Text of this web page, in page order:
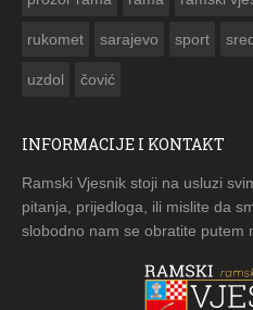
rukomet sarajevo sport
uzdol čović
INFORMACIJE I KONTAKT
Ramski Vjesnik stoji na usluzi
pitanja, prijedloga, ili mislite da
slobodno nam se obratite putem